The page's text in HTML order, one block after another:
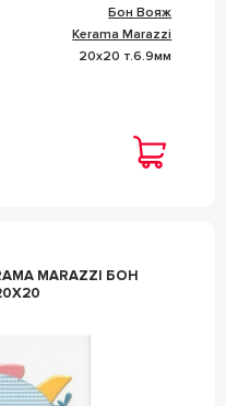
Бон Вояж
Kerama Marazzi
20x20 т.6.9мм
MARAZZI БОН